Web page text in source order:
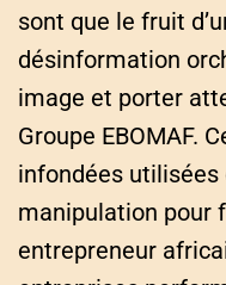
sont que le fruit
désinformation
image et porter
Groupe EBOMAF.
infondées
manipulation pour
entrepreneur